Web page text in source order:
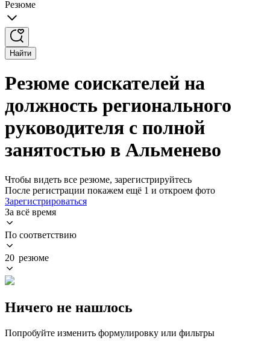
Резюме
Найти
Резюме соискателей на
должность регионального
руководителя с полной
занятостью в Альменево
Чтобы видеть все резюме, зарегистрируйтесь
После регистрации покажем ещё 1 и откроем фото
Зарегистрироваться
За всё время
По соответствию
20 резюме
Ничего не нашлось
Попробуйте изменить формулировку или фильтры